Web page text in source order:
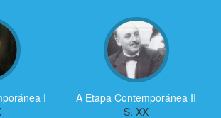
I
A Etapa Contemporánea II
S. XX